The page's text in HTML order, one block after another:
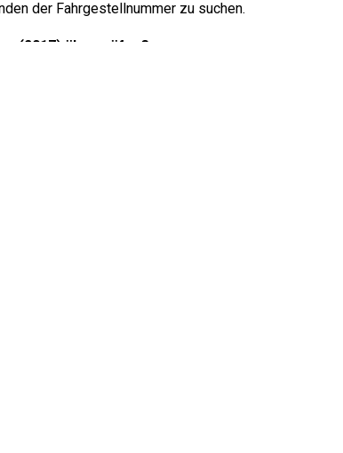
der Fahrgestellnummer zu suchen.
(2017) überprüfen?